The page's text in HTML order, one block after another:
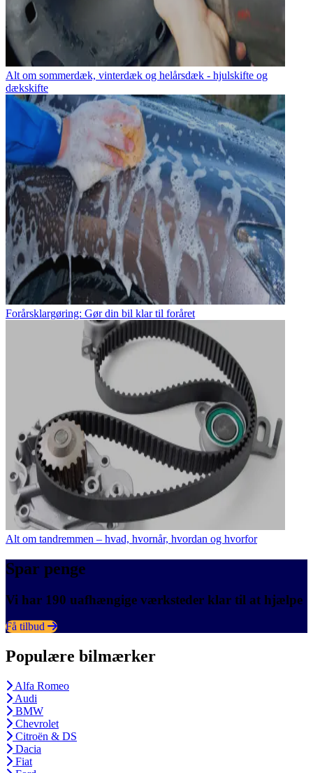
Alt om sommerdæk, vinterdæk og helårsdæk - hjulskifte og
dækskifte
Forårsklargøring: Gør din bil klar til foråret
Alt om tandremmen – hvad, hvornår, hvordan og hvorfor
Spar penge
Vi har 190 uafhængige værksteder klar til at hjælpe
Få tilbud
Populære bilmærker
Alfa Romeo
Audi
BMW
Chevrolet
Citroën & DS
Dacia
Fiat